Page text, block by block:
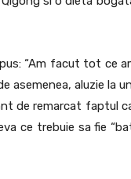
“Am facut tot ce
asemenea, aluzie la
de remarcat faptul
ce trebuie sa fie